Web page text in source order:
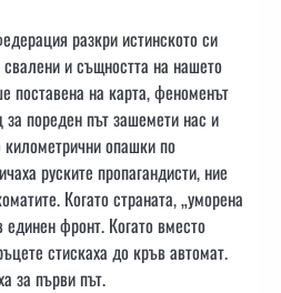
разкри истинското си
и същността на нашето
поставена на карта, феноменът
пореден път зашемети нас и
опашки по
руските пропагандисти, ние
Когато страната, „уморена
единен фронт. Когато вместо
стискаха до кръв автомат.
за първи път.